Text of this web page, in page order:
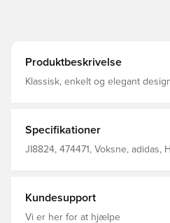
Produktbeskrivelse
Klassisk, enkelt og elegant
genanvendt polyester interlock
Specifikationer
JI8824, 474471, Voksne, adidas,
Kundesupport
Vi er her for at hjælpe